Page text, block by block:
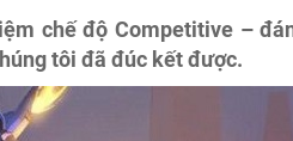
chế độ Competitive –
tôi đã đúc kết được.